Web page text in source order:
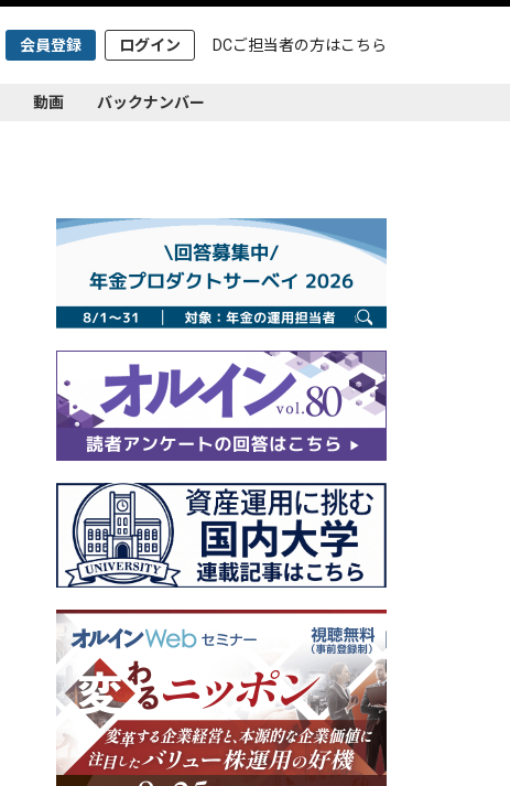
会員登録 ログイン DCご担当者の方はこちら
動画 バックナンバー